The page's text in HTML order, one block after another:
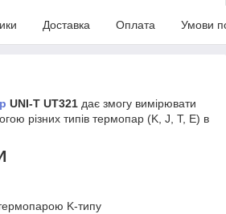
Доставка Оплата Умови
UNI-T UT321 дає змогу вимірювати
різних типів термопар (K, J, T, E) в
K-типу